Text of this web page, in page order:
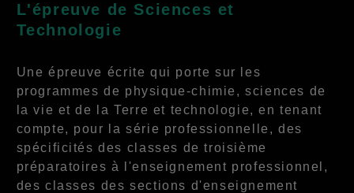
L'épreuve de Sciences et
Technologie
Une épreuve écrite qui porte sur les
programmes de physique-chimie, sciences de
la vie et de la Terre et technologie, en tenant
compte, pour la série professionnelle, des
spécificités des classes de troisième
préparatoires à l'enseignement professionnel,
des classes des sections d'enseignement